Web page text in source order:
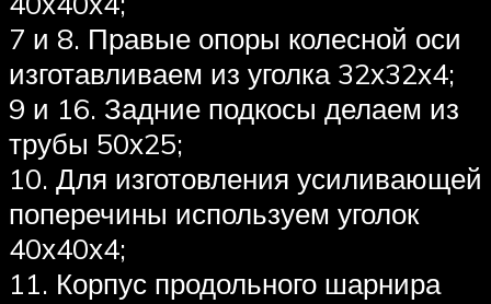
7 и 8. Правые опоры колесной оси
изготавливаем из уголка 32х32х4;
9 и 16. Задние подкосы делаем из
трубы 50х25;
10. Для изготовления усиливающей
поперечины используем уголок
40х40х4;
11. Корпус продольного шарнира